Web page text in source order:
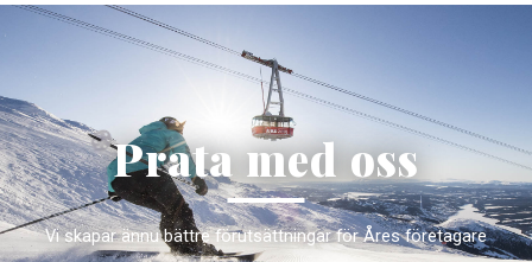
Prata med oss
Vi skapar ännu bättre förutsättningar för Åres företagare